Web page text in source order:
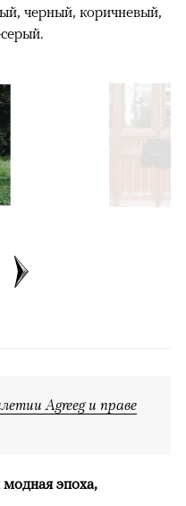
черный, коричневый,
Agreeg и праве
эпоха,